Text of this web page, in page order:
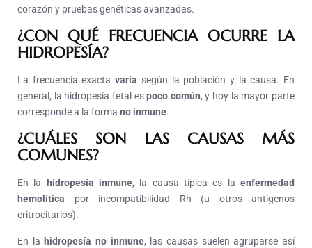
corazón y pruebas genéticas avanzadas.
¿CON QUÉ FRECUENCIA OCURRE LA
HIDROPESÍA?
La frecuencia exactavaría según la población y la causa. En
general, la hidropesía fetal espoco común, y hoy la mayor parte
corresponde a la forma no inmune.
¿CUÁLES SON LAS CAUSAS MÁS
COMUNES?
En la hidropesía inmune, la causa típica es laenfermedad
hemolítica por incompatibilidad Rh (u otros antígenos
eritrocitarios).
En la hidropesía no inmune, las causas suelen agruparse así